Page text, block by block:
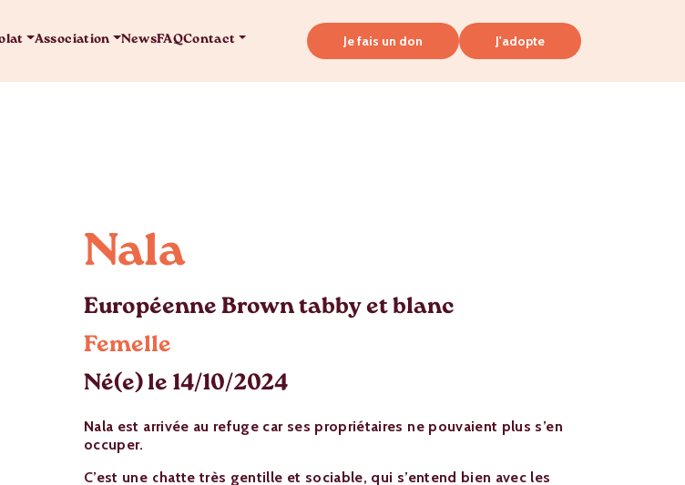
Association NewsFAQContact Je fais un don J'adopte
Nala
Européenne Brown tabby et blanc
Femelle
Né(e) le 14/10/2024
​Nala est arrivée au refuge car ses propriétaires ne pouvaient plus s’en
occuper.
C’est une chatte très gentille et sociable, qui s’entend bien avec les